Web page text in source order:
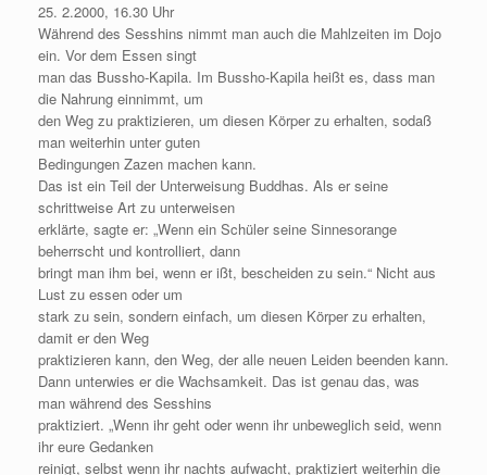
25. 2.2000, 16.30 Uhr
Während des Sesshins nimmt man auch die Mahlzeiten im Dojo
ein. Vor dem Essen singt
man das Bussho-Kapila. Im Bussho-Kapila heißt es, dass man
die Nahrung einnimmt, um
den Weg zu praktizieren, um diesen Körper zu erhalten, sodaß
man weiterhin unter guten
Bedingungen Zazen machen kann.
Das ist ein Teil der Unterweisung Buddhas. Als er seine
schrittweise Art zu unterweisen
erklärte, sagte er: „Wenn ein Schüler seine Sinnesorange
beherrscht und kontrolliert, dann
bringt man ihm bei, wenn er ißt, bescheiden zu sein.“ Nicht aus
Lust zu essen oder um
stark zu sein, sondern einfach, um diesen Körper zu erhalten,
damit er den Weg
praktizieren kann, den Weg, der alle neuen Leiden beenden kann.
Dann unterwies er die Wachsamkeit. Das ist genau das, was
man während des Sesshins
praktiziert. „Wenn ihr geht oder wenn ihr unbeweglich seid, wenn
ihr eure Gedanken
reinigt, selbst wenn ihr nachts aufwacht, praktiziert weiterhin die